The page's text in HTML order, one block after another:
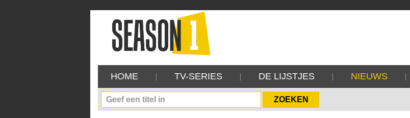
HOME TV-SERIES DE LIJSTJES NIEUWS